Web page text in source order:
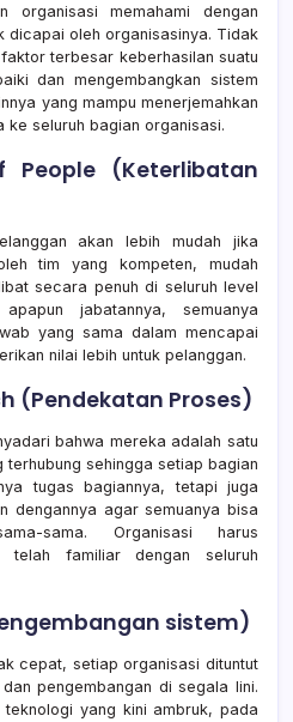
organisasi memahami dengan
dicapai oleh organisasinya. Tidak
terbesar keberhasilan suatu
dan mengembangkan sistem
yang mampu menerjemahkan
ke seluruh bagian organisasi.
People (Keterlibatan
akan lebih mudah jika
tim yang kompeten, mudah
secara penuh di seluruh level
jabatannya, semuanya
yang sama dalam mencapai
nilai lebih untuk pelanggan.
(Pendekatan Proses)
bahwa mereka adalah satu
sehingga setiap bagian
tugas bagiannya, tetapi juga
dengannya agar semuanya bisa
sama. Organisasi harus
telah familiar dengan seluruh
sistem)
cepat, setiap organisasi dituntut
pengembangan di segala lini.
yang kini ambruk, pada